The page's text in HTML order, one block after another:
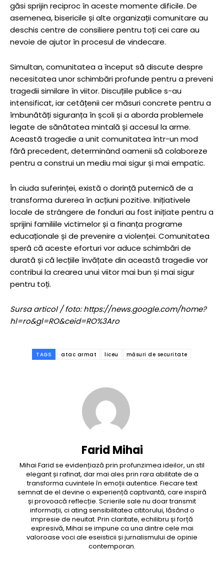
găsi sprijin reciproc în aceste momente dificile. De
asemenea, bisericile și alte organizații comunitare au
deschis centre de consiliere pentru toți cei care au
nevoie de ajutor în procesul de vindecare.
Simultan, comunitatea a început să discute despre
necesitatea unor schimbări profunde pentru a preveni
tragedii similare în viitor. Discuțiile publice s-au
intensificat, iar cetățenii cer măsuri concrete pentru a
îmbunătăți siguranța în școli și a aborda problemele
legate de sănătatea mintală și accesul la arme.
Această tragedie a unit comunitatea într-un mod
fără precedent, determinând oamenii să colaboreze
pentru a construi un mediu mai sigur și mai empatic.
În ciuda suferinței, există o dorință puternică de a
transforma durerea în acțiuni pozitive. Inițiativele
locale de strângere de fonduri au fost inițiate pentru a
sprijini familiile victimelor și a finanța programe
educaționale și de prevenire a violenței. Comunitatea
speră că aceste eforturi vor aduce schimbări de
durată și că lecțiile învățate din această tragedie vor
contribui la crearea unui viitor mai bun și mai sigur
pentru toți.
Sursa articol / foto: https://news.google.com/home?
hl=ro&gl=RO&ceid=RO%3Aro
TAGS atac armat liceu măsuri de securitate
Farid Mihai
Mihai Farid se evidențiază prin profunzimea ideilor, un stil
elegant și rafinat, dar mai ales prin rara abilitate de a
transforma cuvintele în emoții autentice. Fiecare text
semnat de el devine o experiență captivantă, care inspiră
și provoacă reflecție. Scrierile sale nu doar transmit
informații, ci ating sensibilitatea cititorului, lăsând o
impresie de neuitat. Prin claritate, echilibru și forță
expresivă, Mihai se impune ca una dintre cele mai
valoroase voci ale eseisticii și jurnalismului de opinie
contemporan.